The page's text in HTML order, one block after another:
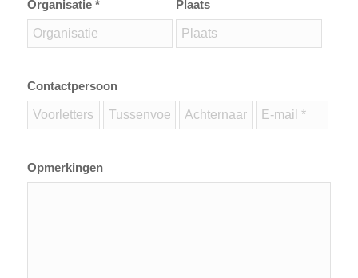
Organisatie * Plaats
Contactpersoon
Opmerkingen